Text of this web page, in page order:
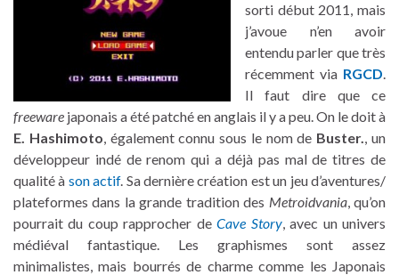
sorti début 2011, mais
j’avoue n’en avoir
entendu parler que très
récemment via RGCD.
Il faut dire que ce
freeware japonais a été patché en anglais il y a peu. On le doit à
E. Hashimoto, également connu sous le nom de Buster., un
développeur indé de renom qui a déjà pas mal de titres de
qualité à son actif. Sa dernière création est un jeu d’aventures/
plateformes dans la grande tradition des Metroidvania, qu’on
pourrait du coup rapprocher deCave Story, avec un univers
médiéval fantastique. Les graphismes sont assez
minimalistes, mais bourrés de charme comme les Japonais